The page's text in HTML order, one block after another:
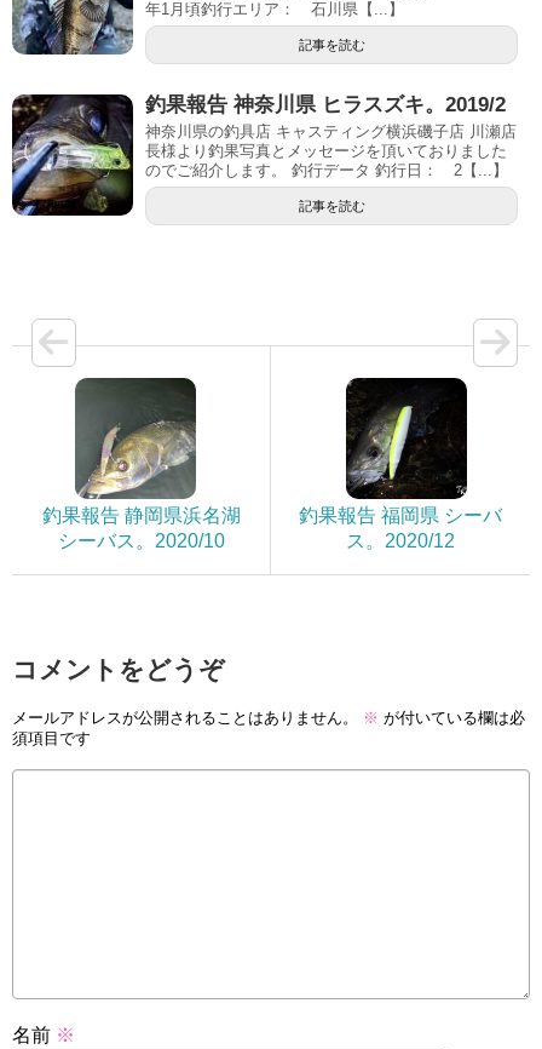
年1月頃釣行エリア： 石川県【...】
記事を読む
釣果報告 神奈川県 ヒラスズキ。2019/2
神奈川県の釣具店 キャスティング横浜磯子店 川瀬店
長様より釣果写真とメッセージを頂いておりました
のでご紹介します。 釣行データ 釣行日： 2【...】
記事を読む
釣果報告 静岡県浜名湖
シーバス。2020/10
釣果報告 福岡県 シーバ
ス。2020/12
コメントをどうぞ
メールアドレスが公開されることはありません。 ※ が付いている欄は必
須項目です
名前 ※